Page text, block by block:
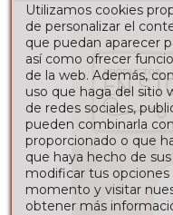
Utilizamos cookies
de personalizar el
que puedan aparecer
así como ofrecer
de la web. Además,
uso que haga del sitio
de redes sociales,
pueden combinarla
proporcionado o que
que haya hecho de
modificar tus
momento y visitar
obtener más